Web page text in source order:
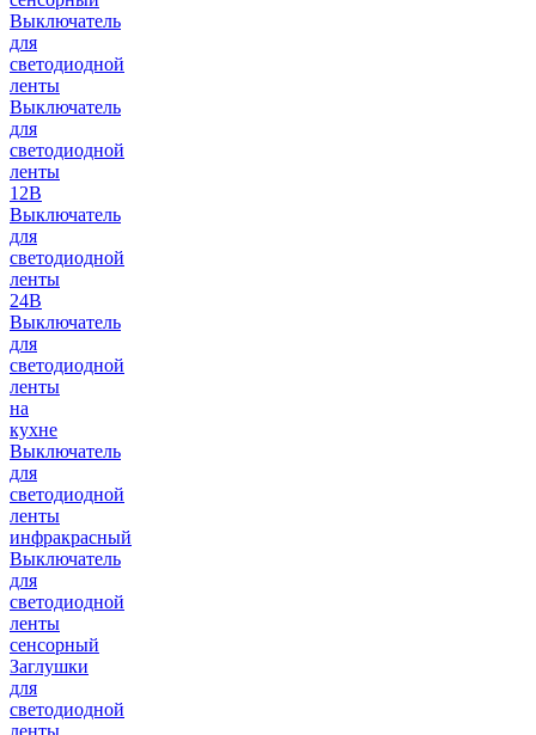
Выключатель
для
светодиодной
ленты
Выключатель
для
светодиодной
ленты
12В
Выключатель
для
светодиодной
ленты
24В
Выключатель
для
светодиодной
ленты
на
кухне
Выключатель
для
светодиодной
ленты
инфракрасный
Выключатель
для
светодиодной
ленты
сенсорный
Заглушки
для
светодиодной
ленты